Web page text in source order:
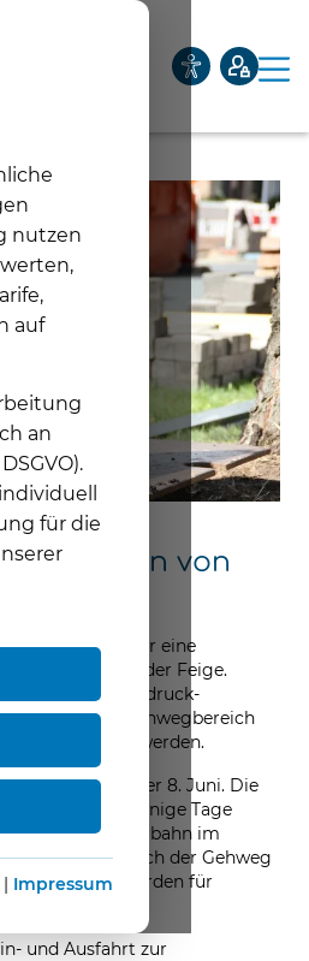
nutzen
auf
an
für die
| Impressum
in Teilen von
informieren über eine
der Straße In der Feige.
an der Niederdruck-
Leitung im Gehwegbereich
94 repariert werden.
ist Montag, der 8. Juni. Die
bereits wenige Tage
wird die Fahrbahn im
gesperrt, auch der Gehweg
werden für
und Ausfahrt zur